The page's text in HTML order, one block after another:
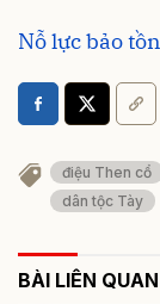
Nỗ lực bảo
điệu Then cổ
dân tộc Tày
BÀI LIÊN QUAN